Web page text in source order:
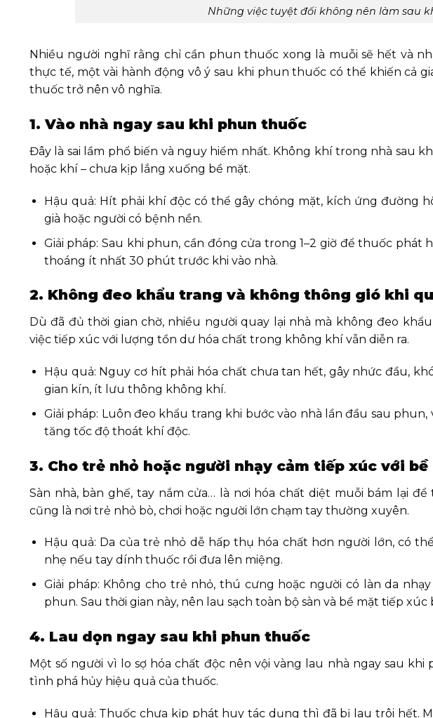
Những việc tuyệt đối không nên làm sau
Nhiều người nghĩ rằng chỉ cần phun thuốc xong là muỗi sẽ hết và
thực tế, một vài hành động vô ý sau khi phun thuốc có thể khiến cả
thuốc trở nên vô nghĩa.
1. Vào nhà ngay sau khi phun thuốc
Đây là sai lầm phổ biến và nguy hiểm nhất. Không khí trong nhà sau
hoặc khí – chưa kịp lắng xuống bề mặt.
Hậu quả: Hít phải khí độc có thể gây chóng mặt, kích ứng đường
già hoặc người có bệnh nền.
Giải pháp: Sau khi phun, cần đóng cửa trong 1–2 giờ để thuốc phát
thoáng ít nhất 30 phút trước khi vào nhà.
2. Không đeo khẩu trang và không thông gió khi
Dù đã đủ thời gian chờ, nhiều người quay lại nhà mà không đeo
việc tiếp xúc với lượng tồn dư hóa chất trong không khí vẫn diễn ra.
Hậu quả: Nguy cơ hít phải hóa chất chưa tan hết, gây nhức đầu,
gian kín, ít lưu thông không khí.
Giải pháp: Luôn đeo khẩu trang khi bước vào nhà lần đầu sau
tăng tốc độ thoát khí độc.
3. Cho trẻ nhỏ hoặc người nhạy cảm tiếp xúc với
Sàn nhà, bàn ghế, tay nắm cửa… là nơi hóa chất diệt muỗi bám lại
cũng là nơi trẻ nhỏ bò, chơi hoặc người lớn chạm tay thường xuyên.
Hậu quả: Da của trẻ nhỏ dễ hấp thụ hóa chất hơn người lớn, có
nhẹ nếu tay dính thuốc rồi đưa lên miệng.
Giải pháp: Không cho trẻ nhỏ, thú cưng hoặc người có làn da
phun. Sau thời gian này, nên lau sạch toàn bộ sàn và bề mặt tiếp xúc
4. Lau dọn ngay sau khi phun thuốc
Một số người vì lo sợ hóa chất độc nên vội vàng lau nhà ngay sau khi
tình phá hủy hiệu quả của thuốc.
Hậu quả: Thuốc chưa kịp phát huy tác dụng thì đã bị lau trôi hết.